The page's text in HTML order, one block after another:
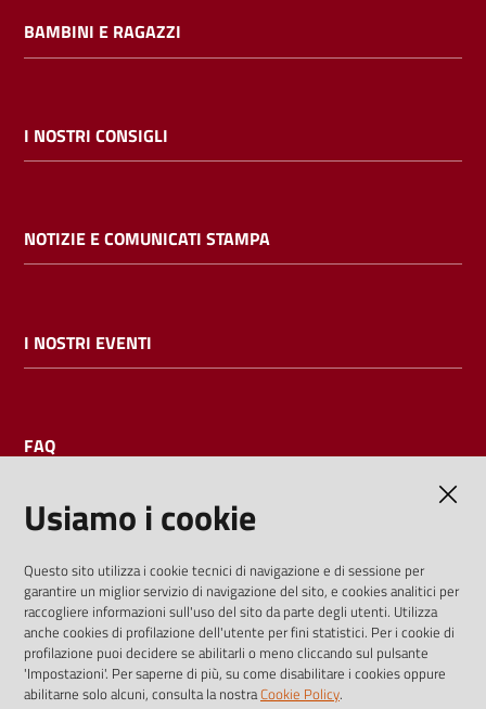
cataloghi
bibliotecario
BAMBINI E RAGAZZI
I NOSTRI CONSIGLI
NOTIZIE E COMUNICATI STAMPA
I NOSTRI EVENTI
FAQ
I dati personali pubblicati sono riutilizzabili solo alle condizioni
previste dalla direttiva comunitaria 2003/98/CE e dal d.lgs.
36/2006
Usiamo i cookie
Questo sito utilizza i cookie tecnici di navigazione e di sessione per
garantire un miglior servizio di navigazione del sito, e cookies analitici per
raccogliere informazioni sull'uso del sito da parte degli utenti. Utilizza
anche cookies di profilazione dell'utente per fini statistici. Per i cookie di
profilazione puoi decidere se abilitarli o meno cliccando sul pulsante
'Impostazioni'. Per saperne di più, su come disabilitare i cookies oppure
abilitarne solo alcuni, consulta la nostraCookie Policy.